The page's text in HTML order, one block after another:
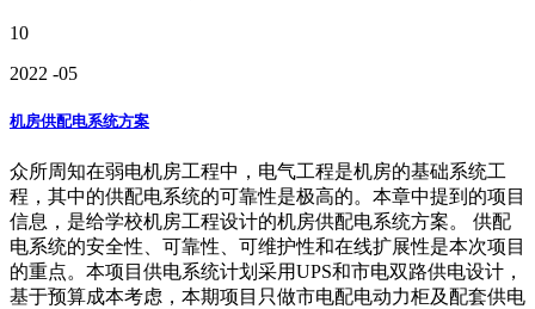
10
2022 -05
机房供配电系统方案
众所周知在弱电机房工程中，电气工程是机房的基础系统工
程，其中的供配电系统的可靠性是极高的。本章中提到的项目
信息，是给学校机房工程设计的机房供配电系统方案。 供配
电系统的安全性、可靠性、可维护性和在线扩展性是本次项目
的重点。本项目供电系统计划采用UPS和市电双路供电设计，
基于预算成本考虑，本期项目只做市电配电动力柜及配套供电